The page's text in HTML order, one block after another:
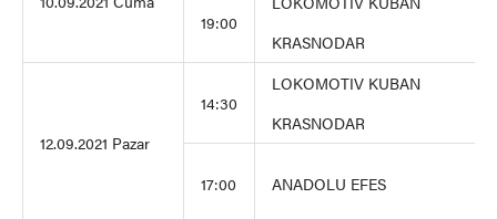
19:00
KRASNODAR
12.09.2021 Pazar
14:30
LOKOMOTIV KUBAN
KRASNODAR
17:00 ANADOLU EFES